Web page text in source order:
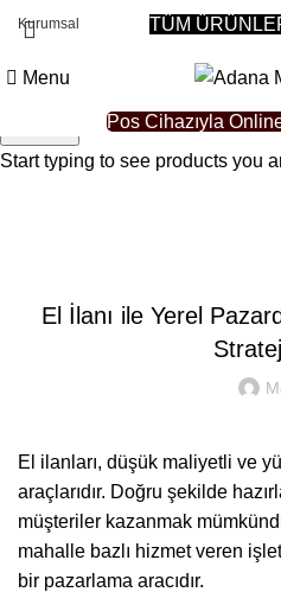
Kurumsal TÜM
Menu
Pos Cihazıyla
El İlanı ile Yerel
El ilanları, düşük maliyetli ve
araçlarıdır. Doğru şekilde
müşteriler kazanmak
mahalle bazlı hizmet veren
bir pazarlama aracıdır.
Start typing to see products you